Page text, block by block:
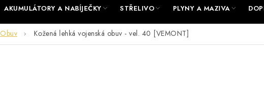
AKUMULÁTORY A NABÍJEČKY STŘELIVO PLYNY A MAZIVA
Obuv Kožená lehká vojenská obuv - vel. 40 [VEMONT]